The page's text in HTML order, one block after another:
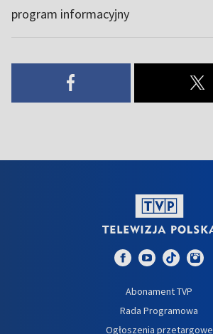
program informacyjny
Abonament TVP
Rada Programowa
Ogłoszenia przetargowe